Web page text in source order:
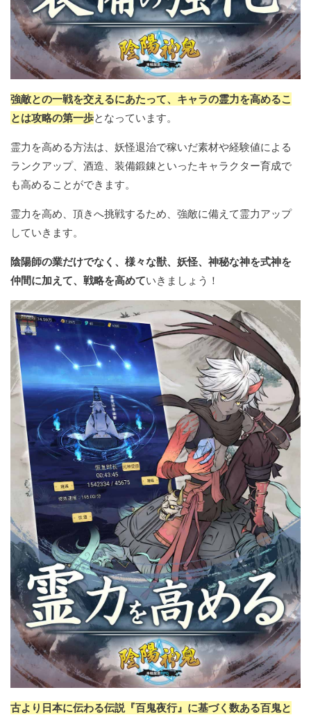
強敵との一戦を交えるにあたって、キャラの霊力を高めるこ
とは攻略の第一歩となっています。
霊力を高める方法は、妖怪退治で稼いだ素材や経験値による
ランクアップ、酒造、装備鍛錬といったキャラクター育成で
も高めることができます。
霊力を高め、頂きへ挑戦するため、強敵に備えて霊力アップ
していきます。
陰陽師の業だけでなく、様々な獣、妖怪、神秘な神を式神を
仲間に加えて、戦略を高めていきましょう！
古より日本に伝わる伝説『百鬼夜行』に基づく数ある百鬼と